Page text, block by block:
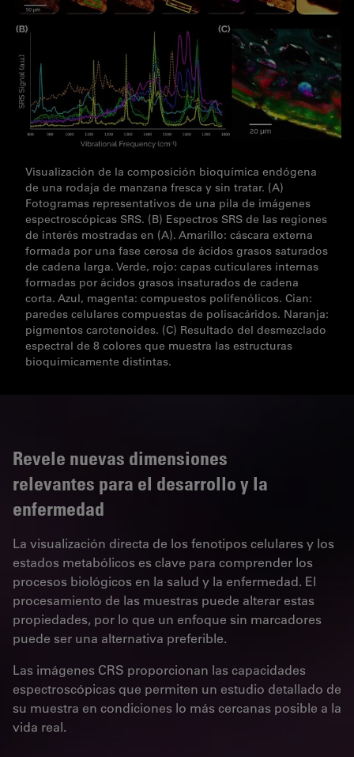
Visualización de la composición bioquímica endógena
de una rodaja de manzana fresca y sin tratar. (A)
Fotogramas representativos de una pila de imágenes
espectroscópicas SRS. (B) Espectros SRS de las regiones
de interés mostradas en (A). Amarillo: cáscara externa
formada por una fase cerosa de ácidos grasos saturados
de cadena larga. Verde, rojo: capas cuticulares internas
formadas por ácidos grasos insaturados de cadena
corta. Azul, magenta: compuestos polifenólicos. Cian:
paredes celulares compuestas de polisacáridos. Naranja:
pigmentos carotenoides. (C) Resultado del desmezclado
espectral de 8 colores que muestra las estructuras
bioquímicamente distintas.
Revele nuevas dimensiones
relevantes para el desarrollo y la
enfermedad
La visualización directa de los fenotipos celulares y los
estados metabólicos es clave para comprender los
procesos biológicos en la salud y la enfermedad. El
procesamiento de las muestras puede alterar estas
propiedades, por lo que un enfoque sin marcadores
puede ser una alternativa preferible.
Las imágenes CRS proporcionan las capacidades
espectroscópicas que permiten un estudio detallado de
su muestra en condiciones lo más cercanas posible a la
vida real.